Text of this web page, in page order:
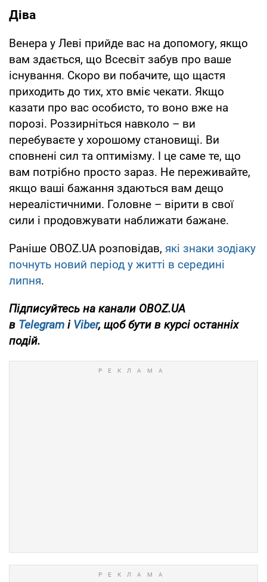
Діва
Венера у Леві прийде вас на допомогу, якщо
вам здається, що Всесвіт забув про ваше
існування. Скоро ви побачите, що щастя
приходить до тих, хто вміє чекати. Якщо
казати про вас особисто, то воно вже на
порозі. Роззирніться навколо – ви
перебуваєте у хорошому становищі. Ви
сповнені сил та оптимізму. І це саме те, що
вам потрібно просто зараз. Не переживайте,
якщо ваші бажання здаються вам дещо
нереалістичними. Головне – вірити в свої
сили і продовжувати наближати бажане.
Раніше OBOZ.UA розповідав, які знаки зодіаку
почнуть новий період у житті в середині
липня.
Підписуйтесь на канали OBOZ.UA
в Telegram і Viber, щоб бути в курсі останніх
подій.